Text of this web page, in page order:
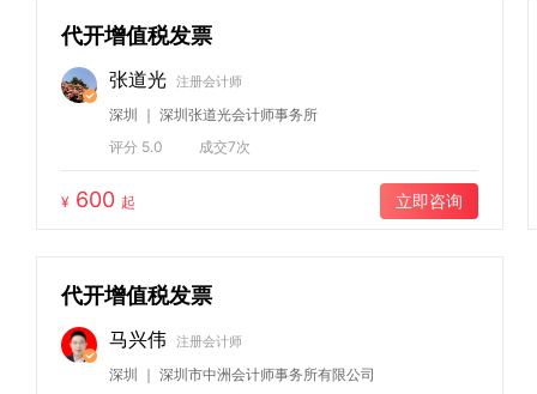
代开增值税发票
张道光 注册会计师
深圳 ｜ 深圳张道光会计师事务所
评分 5.0
成交7次
¥ 600 起 立即咨询
代开增值税发票
马兴伟 注册会计师
深圳 ｜ 深圳市中洲会计师事务所有限公司